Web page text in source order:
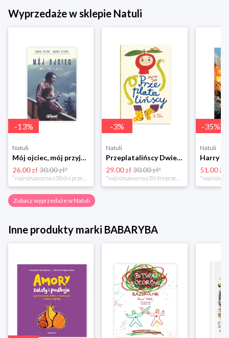
Wyprzedaże w sklepie Natuli
-13%
Natuli
Mój ojciec, mój przyjaciel Element
26.00 zł30.00 zł*
*najniższa cena z 30 dni przed obniżką
-3%
Natuli
Przeplatalińscy Dwie siostry
29.00 zł 30.00 zł*
*najniższa cena z 30 dni przed obniżką
-35%
Natuli
51.00 zł
Zobacz wyprzedaże w Natuli
Inne produkty marki BABARYBA